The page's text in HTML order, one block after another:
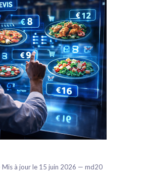
Contact
à jour le 15 juin 2026 — md20